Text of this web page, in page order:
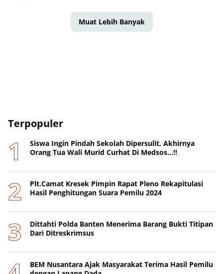
Muat Lebih Banyak
Terpopuler
Siswa Ingin Pindah Sekolah Dipersulit, Akhirnya
Orang Tua Wali Murid Curhat Di Medsos...!!
Plt.Camat Kresek Pimpin Rapat Pleno Rekapitulasi
Hasil Penghitungan Suara Pemilu 2024
Dittahti Polda Banten Menerima Barang Bukti Titipan
Dari Ditreskrimsus
BEM Nusantara Ajak Masyarakat Terima Hasil Pemilu